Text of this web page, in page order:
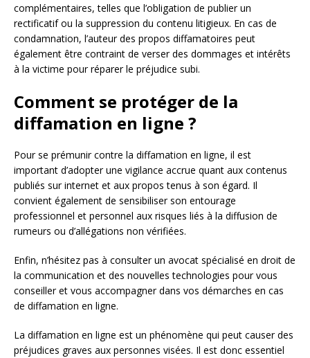
complémentaires, telles que l’obligation de publier un
rectificatif ou la suppression du contenu litigieux. En cas de
condamnation, l’auteur des propos diffamatoires peut
également être contraint de verser des dommages et intérêts
à la victime pour réparer le préjudice subi.
Comment se protéger de la
diffamation en ligne ?
Pour se prémunir contre la diffamation en ligne, il est
important d’adopter une vigilance accrue quant aux contenus
publiés sur internet et aux propos tenus à son égard. Il
convient également de sensibiliser son entourage
professionnel et personnel aux risques liés à la diffusion de
rumeurs ou d’allégations non vérifiées.
Enfin, n’hésitez pas à consulter un avocat spécialisé en droit de
la communication et des nouvelles technologies pour vous
conseiller et vous accompagner dans vos démarches en cas
de diffamation en ligne.
La diffamation en ligne est un phénomène qui peut causer des
préjudices graves aux personnes visées. Il est donc essentiel